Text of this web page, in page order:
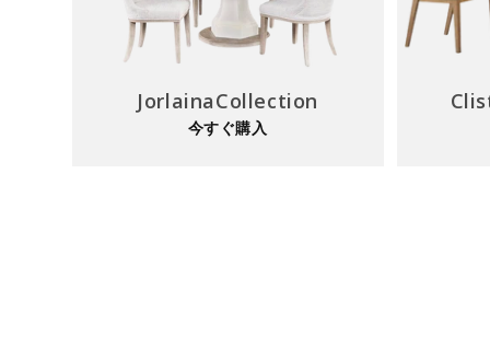
JorlainaCollection
今すぐ購入